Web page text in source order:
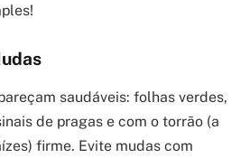
saudáveis: folhas verdes,
de pragas e com o torrão (a
firme. Evite mudas com